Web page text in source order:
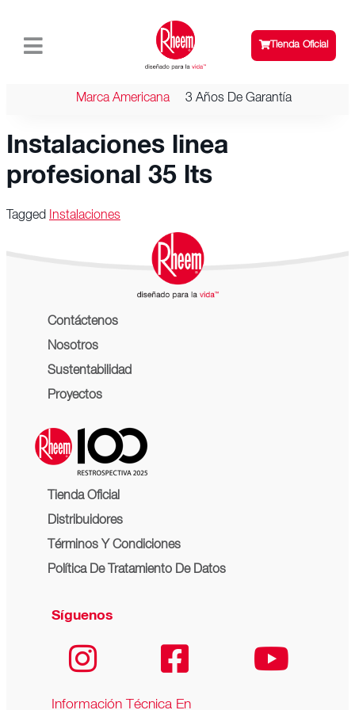
Tienda Oficial
Marca Americana 3 Años De Garantía
Instalaciones linea
profesional 35 lts
Tagged Instalaciones
Contáctenos
Nosotros
Sustentabilidad
Proyectos
Tienda Oficial
Distribuidores
Términos Y Condiciones
Política De Tratamiento De Datos
Síguenos
Información Técnica En